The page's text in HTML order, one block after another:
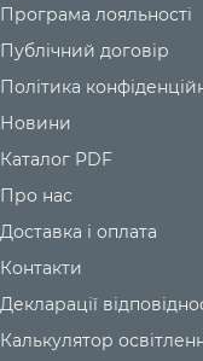
Програма лояльності
Публічний договір
Політика
Новини
Каталог PDF
Про нас
Доставка і оплата
Контакти
Декларації
Калькулятор